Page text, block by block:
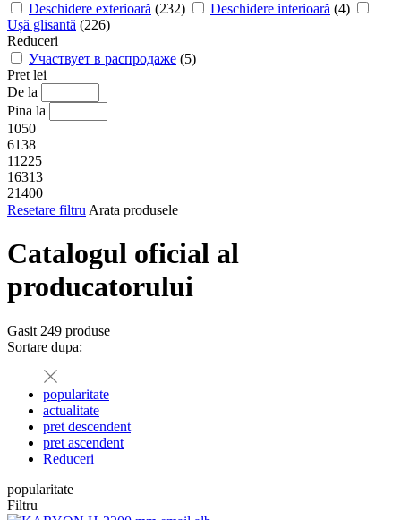
Deschidere exterioară (232) Deschidere interioară (4)
Ușă glisantă (226)
Reduceri
Участвует в распродаже (5)
Pret lei
De la
Pina la
1050
6138
11225
16313
21400
Resetare filtru Arata produsele
Catalogul oficial al
producatorului
Gasit 249 produse
Sortare dupa:
popularitate
actualitate
pret descendent
pret ascendent
Reduceri
popularitate
Filtru